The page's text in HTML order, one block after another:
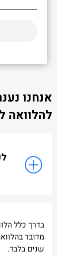
אנחנו
להלוואה
מדובר
שנים בלבד.